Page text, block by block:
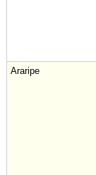
Araripe